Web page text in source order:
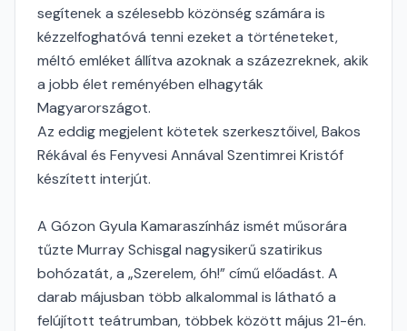
segítenek a szélesebb közönség számára is
kézzelfoghatóvá tenni ezeket a történeteket,
méltó emléket állítva azoknak a százezreknek, akik
a jobb élet reményében elhagyták
Magyarországot.
Az eddig megjelent kötetek szerkesztőivel, Bakos
Rékával és Fenyvesi Annával Szentimrei Kristóf
készített interjút.
A Gózon Gyula Kamaraszínház ismét műsorára
tűzte Murray Schisgal nagysikerű szatirikus
bohózatát, a „Szerelem, óh!” című előadást. A
darab májusban több alkalommal is látható a
felújított teátrumban, többek között május 21-én.